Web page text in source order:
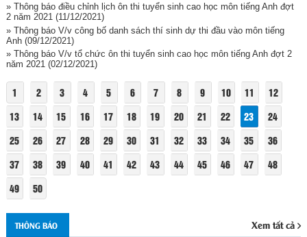
» Thông báo điều chỉnh lịch ôn thi tuyển sinh cao học môn tiếng Anh đợt
2 năm 2021(11/12/2021)
» Thông báo V/v công bố danh sách thí sinh dự thi đầu vào môn tiếng
Anh(09/12/2021)
» Thông báo V/v tổ chức ôn thi tuyển sinh cao học môn tiếng Anh đợt 2
năm 2021(02/12/2021)
1 2 3 4 5 6 7 8 9 10 11
12
13
14 15 16 17 18 19 20 21 22 23
24
25
26 27 28 29 30 31 32 33 34 35
36
37
38 39 40 41 42 43 44 45 46 47
48
49
50
THÔNG BÁO Xem tất cả